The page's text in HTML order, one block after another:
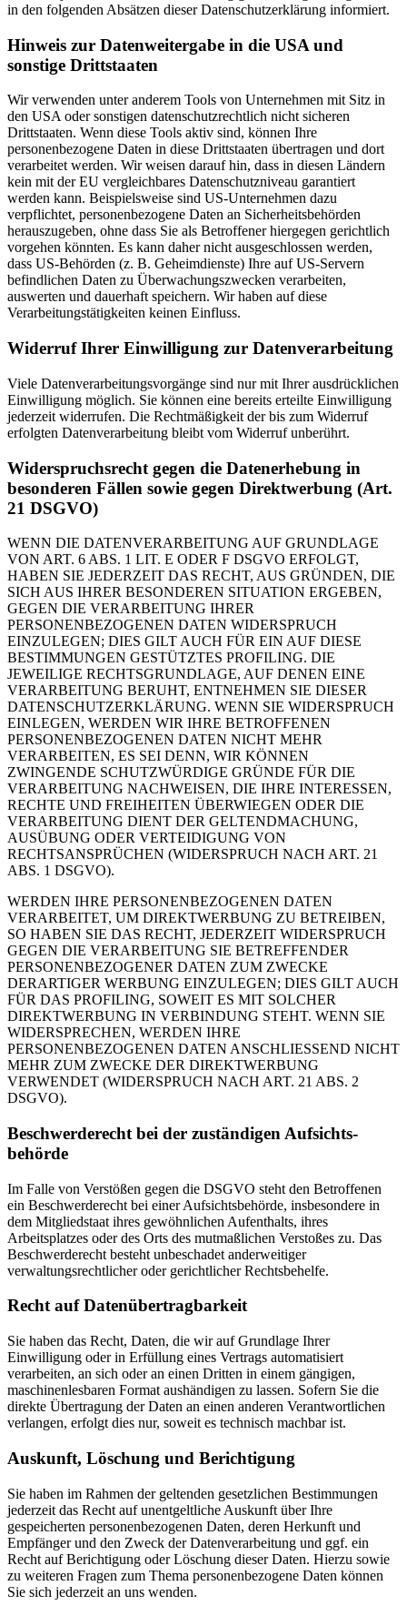
in den folgenden Absätzen dieser Datenschutzerklärung informiert.
Hinweis zur Datenweitergabe in die USA und
sonstige Drittstaaten
Wir verwenden unter anderem Tools von Unternehmen mit Sitz in
den USA oder sonstigen datenschutzrechtlich nicht sicheren
Drittstaaten. Wenn diese Tools aktiv sind, können Ihre
personenbezogene Daten in diese Drittstaaten übertragen und dort
verarbeitet werden. Wir weisen darauf hin, dass in diesen Ländern
kein mit der EU vergleichbares Datenschutzniveau garantiert
werden kann. Beispielsweise sind US-Unternehmen dazu
verpflichtet, personenbezogene Daten an Sicherheitsbehörden
herauszugeben, ohne dass Sie als Betroffener hiergegen gerichtlich
vorgehen könnten. Es kann daher nicht ausgeschlossen werden,
dass US-Behörden (z. B. Geheimdienste) Ihre auf US-Servern
befindlichen Daten zu Überwachungszwecken verarbeiten,
auswerten und dauerhaft speichern. Wir haben auf diese
Verarbeitungstätigkeiten keinen Einfluss.
Widerruf Ihrer Einwilligung zur Datenverarbeitung
Viele Datenverarbeitungsvorgänge sind nur mit Ihrer ausdrücklichen
Einwilligung möglich. Sie können eine bereits erteilte Einwilligung
jederzeit widerrufen. Die Rechtmäßigkeit der bis zum Widerruf
erfolgten Datenverarbeitung bleibt vom Widerruf unberührt.
Widerspruchsrecht gegen die Datenerhebung in
besonderen Fällen sowie gegen Direktwerbung (Art.
21 DSGVO)
WENN DIE DATENVERARBEITUNG AUF GRUNDLAGE
VON ART. 6 ABS. 1 LIT. E ODER F DSGVO ERFOLGT,
HABEN SIE JEDERZEIT DAS RECHT, AUS GRÜNDEN, DIE
SICH AUS IHRER BESONDEREN SITUATION ERGEBEN,
GEGEN DIE VERARBEITUNG IHRER
PERSONENBEZOGENEN DATEN WIDERSPRUCH
EINZULEGEN; DIES GILT AUCH FÜR EIN AUF DIESE
BESTIMMUNGEN GESTÜTZTES PROFILING. DIE
JEWEILIGE RECHTSGRUNDLAGE, AUF DENEN EINE
VERARBEITUNG BERUHT, ENTNEHMEN SIE DIESER
DATENSCHUTZERKLÄRUNG. WENN SIE WIDERSPRUCH
EINLEGEN, WERDEN WIR IHRE BETROFFENEN
PERSONENBEZOGENEN DATEN NICHT MEHR
VERARBEITEN, ES SEI DENN, WIR KÖNNEN
ZWINGENDE SCHUTZWÜRDIGE GRÜNDE FÜR DIE
VERARBEITUNG NACHWEISEN, DIE IHRE INTERESSEN,
RECHTE UND FREIHEITEN ÜBERWIEGEN ODER DIE
VERARBEITUNG DIENT DER GELTENDMACHUNG,
AUSÜBUNG ODER VERTEIDIGUNG VON
RECHTSANSPRÜCHEN (WIDERSPRUCH NACH ART. 21
ABS. 1 DSGVO).
WERDEN IHRE PERSONENBEZOGENEN DATEN
VERARBEITET, UM DIREKTWERBUNG ZU BETREIBEN,
SO HABEN SIE DAS RECHT, JEDERZEIT WIDERSPRUCH
GEGEN DIE VERARBEITUNG SIE BETREFFENDER
PERSONENBEZOGENER DATEN ZUM ZWECKE
DERARTIGER WERBUNG EINZULEGEN; DIES GILT AUCH
FÜR DAS PROFILING, SOWEIT ES MIT SOLCHER
DIREKTWERBUNG IN VERBINDUNG STEHT. WENN SIE
WIDERSPRECHEN, WERDEN IHRE
PERSONENBEZOGENEN DATEN ANSCHLIESSEND NICHT
MEHR ZUM ZWECKE DER DIREKTWERBUNG
VERWENDET (WIDERSPRUCH NACH ART. 21 ABS. 2
DSGVO).
Beschwerde­recht bei der zuständigen Aufsichts­
behörde
Im Falle von Verstößen gegen die DSGVO steht den Betroffenen
ein Beschwerderecht bei einer Aufsichtsbehörde, insbesondere in
dem Mitgliedstaat ihres gewöhnlichen Aufenthalts, ihres
Arbeitsplatzes oder des Orts des mutmaßlichen Verstoßes zu. Das
Beschwerderecht besteht unbeschadet anderweitiger
verwaltungsrechtlicher oder gerichtlicher Rechtsbehelfe.
Recht auf Daten­übertrag­barkeit
Sie haben das Recht, Daten, die wir auf Grundlage Ihrer
Einwilligung oder in Erfüllung eines Vertrags automatisiert
verarbeiten, an sich oder an einen Dritten in einem gängigen,
maschinenlesbaren Format aushändigen zu lassen. Sofern Sie die
direkte Übertragung der Daten an einen anderen Verantwortlichen
verlangen, erfolgt dies nur, soweit es technisch machbar ist.
Auskunft, Löschung und Berichtigung
Sie haben im Rahmen der geltenden gesetzlichen Bestimmungen
jederzeit das Recht auf unentgeltliche Auskunft über Ihre
gespeicherten personenbezogenen Daten, deren Herkunft und
Empfänger und den Zweck der Datenverarbeitung und ggf. ein
Recht auf Berichtigung oder Löschung dieser Daten. Hierzu sowie
zu weiteren Fragen zum Thema personenbezogene Daten können
Sie sich jederzeit an uns wenden.